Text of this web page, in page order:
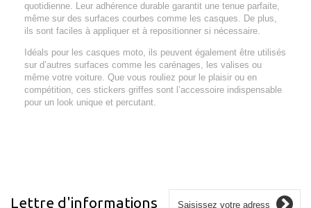
quotidienne. Leur adhérence durable garantit une tenue parfaite,
même sur des surfaces courbes comme les casques. De plus,
ils sont faciles à appliquer et à repositionner si nécessaire.
Idéals pour les casques moto, ils peuvent également être utilisés
sur d’autres surfaces comme les carénages, les valises ou
même votre voiture. Que vous rouliez pour le plaisir ou en
compétition, ces stickers griffes sont l’accessoire indispensable
pour un look unique et percutant.
Lettre d'informations